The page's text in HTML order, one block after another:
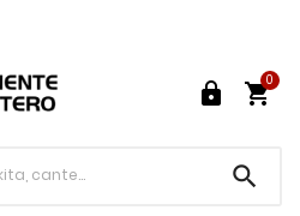
 
0
